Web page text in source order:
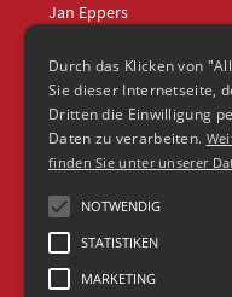
Jan Eppers
jep@frische-fische.com
Durch das Klicken von
Sie dieser Internetseite,
Dritten die Einwilligung
Daten zu verarbeiten.
finden Sie unter unserer
NOTWENDIG
STATISTIKEN
MARKETING